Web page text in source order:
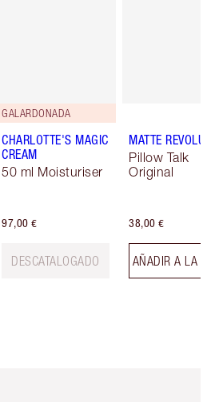
GALARDONADA
CHARLOTTE'S MAGIC
CREAM
50 ml Moisturiser
97,00 €
DESCATALOGADO
MATTE
Pillow Talk
Original
38,00 €
AÑADIR A LA